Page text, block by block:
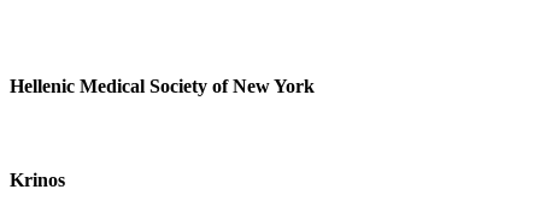
Hellenic Medical Society of New York
Krinos